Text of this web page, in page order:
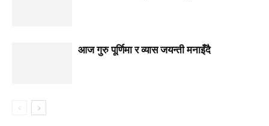
आज गुरु पूर्णिमा र व्यास जयन्ती मनाइँदै